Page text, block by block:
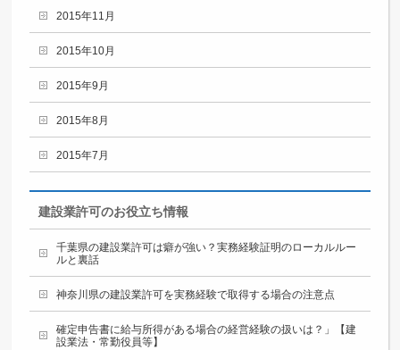
2015年11月
2015年10月
2015年9月
2015年8月
2015年7月
建設業許可のお役立ち情報
千葉県の建設業許可は癖が強い？実務経験証明のローカルルー
ルと裏話
神奈川県の建設業許可を実務経験で取得する場合の注意点
確定申告書に給与所得がある場合の経営経験の扱いは？」【建
設業法・常勤役員等】